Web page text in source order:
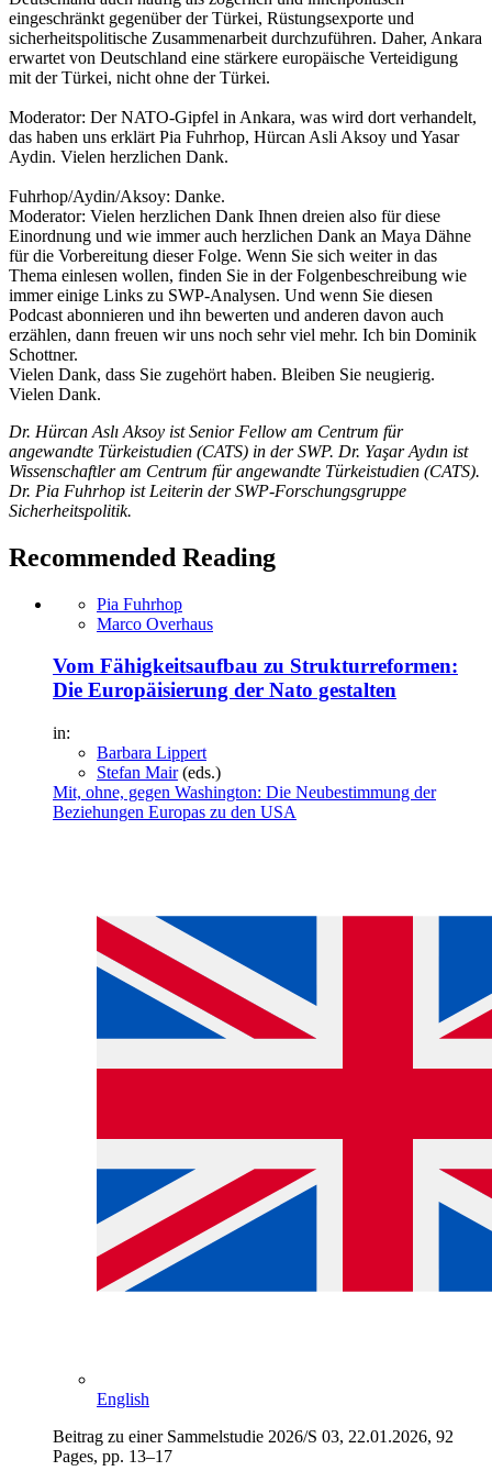
eingeschränkt gegenüber der Türkei, Rüstungsexporte und
sicherheitspolitische Zusammenarbeit durchzuführen. Daher, Ankara
erwartet von Deutschland eine stärkere europäische Verteidigung
mit der Türkei, nicht ohne der Türkei.
Moderator: Der NATO-Gipfel in Ankara, was wird dort verhandelt,
das haben uns erklärt Pia Fuhrhop, Hürcan Asli Aksoy und Yasar
Aydin. Vielen herzlichen Dank.
Fuhrhop/Aydin/Aksoy: Danke.
Moderator: Vielen herzlichen Dank Ihnen dreien also für diese
Einordnung und wie immer auch herzlichen Dank an Maya Dähne
für die Vorbereitung dieser Folge. Wenn Sie sich weiter in das
Thema einlesen wollen, finden Sie in der Folgenbeschreibung wie
immer einige Links zu SWP-Analysen. Und wenn Sie diesen
Podcast abonnieren und ihn bewerten und anderen davon auch
erzählen, dann freuen wir uns noch sehr viel mehr. Ich bin Dominik
Schottner.
Vielen Dank, dass Sie zugehört haben. Bleiben Sie neugierig.
Vielen Dank.
Dr. Hürcan Aslı Aksoy ist Senior Fellow am Centrum für
angewandte Türkeistudien (CATS) in der SWP. Dr. Yaşar Aydın ist
Wissenschaftler am Centrum für angewandte Türkeistudien (CATS).
Dr. Pia Fuhrhop ist Leiterin der SWP-Forschungsgruppe
Sicherheitspolitik.
Recommended Reading
Pia Fuhrhop
Marco Overhaus
Vom Fähigkeitsaufbau zu Strukturreformen:
Die Europäisierung der Nato gestalten
in:
Barbara Lippert
Stefan Mair(eds.)
Mit, ohne, gegen Washington: Die Neubestimmung der
Bezie­hungen Europas zu den USA
English
Beitrag zu einer Sammelstudie 2026/S 03, 22.01.2026, 92
Pages, pp. 13–17